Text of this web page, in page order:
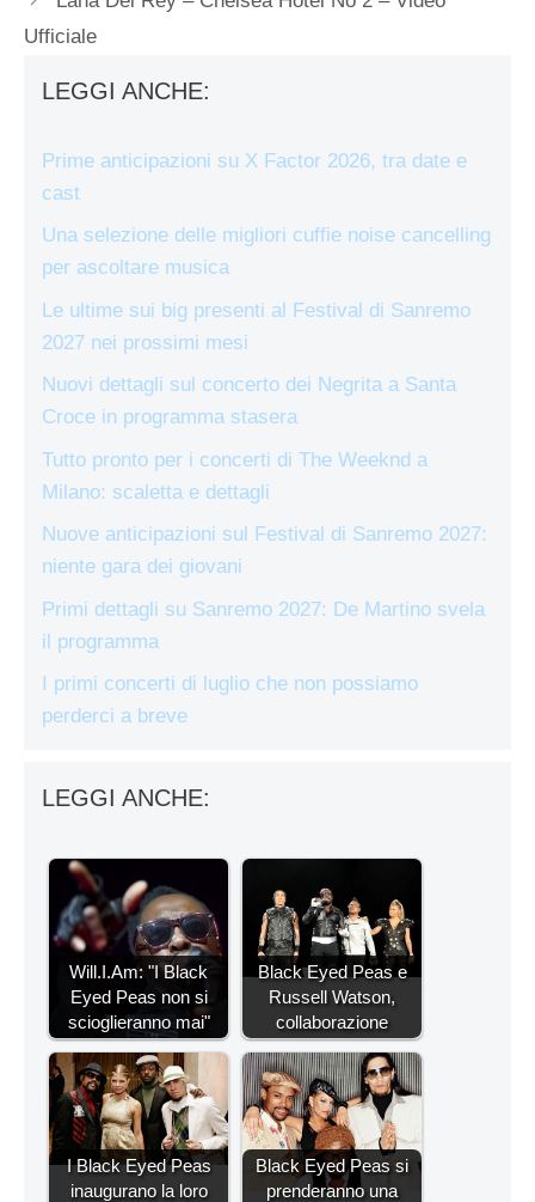
Ufficiale
LEGGI ANCHE:
Prime anticipazioni su X Factor 2026, tra date e
cast
Una selezione delle migliori cuffie noise cancelling
per ascoltare musica
Le ultime sui big presenti al Festival di Sanremo
2027 nei prossimi mesi
Nuovi dettagli sul concerto dei Negrita a Santa
Croce in programma stasera
Tutto pronto per i concerti di The Weeknd a
Milano: scaletta e dettagli
Nuove anticipazioni sul Festival di Sanremo 2027:
niente gara dei giovani
Primi dettagli su Sanremo 2027: De Martino svela
il programma
I primi concerti di luglio che non possiamo
perderci a breve
LEGGI ANCHE:
Will.I.Am: "I Black
Eyed Peas non si
scioglieranno mai"
Black Eyed Peas e
Russell Watson,
collaborazione
I Black Eyed Peas
inaugurano la loro
Black Eyed Peas si
prenderanno una